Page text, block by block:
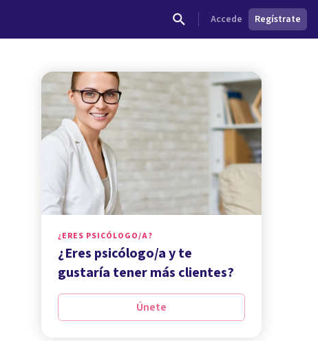
Accede Regístrate
¿ERES PSICÓLOGO/A?
¿Eres psicólogo/a y te
gustaría tener más clientes?
Únete